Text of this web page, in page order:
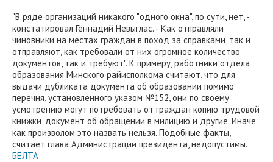
"В ряде организаций никакого "одного окна", по сути, нет, -
констатировал Геннадий Невыглас. - Как отправляли
чиновники на местах граждан в поход за справками, так и
отправляют, как требовали от них огромное количество
документов, так и требуют". К примеру, работники отдела
образования Минского райисполкома считают, что для
выдачи дубликата документа об образовании помимо
перечня, установленного указом №152, они по своему
усмотрению могут потребовать от граждан копию трудовой
книжки, документ об обращении в милицию и другие. Иначе
как произволом это назвать нельзя. Подобные факты,
считает глава Администрации президента, недопустимы.
БЕЛТА